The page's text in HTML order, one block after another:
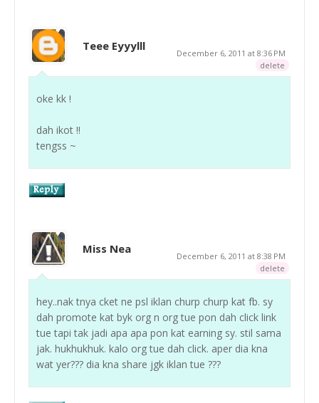
Teee Eyyylll
December 6, 2011 at 8:36 PM
delete
oke kk !
dah ikot !!
tengss ~
Miss Nea
December 6, 2011 at 8:38 PM
delete
hey..nak tnya cket ne psl iklan churp churp kat fb. sy
dah promote kat byk org n org tue pon dah click link
tue tapi tak jadi apa apa pon kat earning sy. stil sama
jak. hukhukhuk. kalo org tue dah click. aper dia kna
wat yer??? dia kna share jgk iklan tue ???